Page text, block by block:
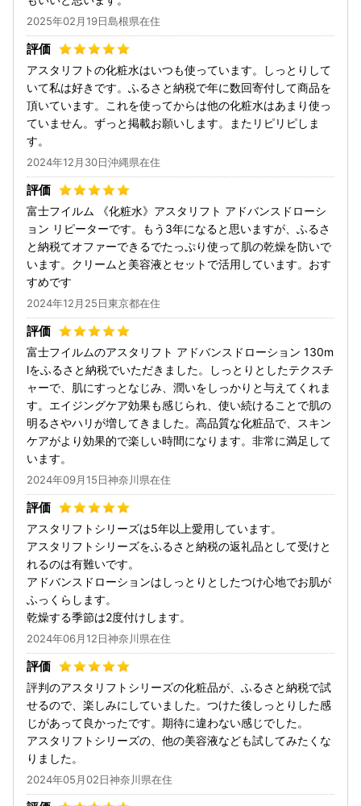
2025年02月19日島根県在住
アスタリフトの化粧水はいつも使っています。しっとりして
いて私は好きです。ふるさと納税で年に数回寄付して商品を
頂いています。これを使ってからは他の化粧水はあまり使っ
ていません。ずっと掲載お願いします。またリピリピしま
す。
2024年12月30日沖縄県在住
富士フイルム 《化粧水》アスタリフト アドバンスドローシ
ョン リピーターです。もう3年になると思いますが、ふるさ
と納税てオファーできるでたっぷり使って肌の乾燥を防いで
います。クリームと美容液とセットで活用しています。おす
すめです
2024年12月25日東京都在住
富士フイルムのアスタリフト アドバンスドローション 130m
lをふるさと納税でいただきました。しっとりとしたテクスチ
ャーで、肌にすっとなじみ、潤いをしっかりと与えてくれま
す。エイジングケア効果も感じられ、使い続けることで肌の
明るさやハリが増してきました。高品質な化粧品で、スキン
ケアがより効果的で楽しい時間になります。非常に満足して
います。
2024年09月15日神奈川県在住
アスタリフトシリーズは5年以上愛用しています。
アスタリフトシリーズをふるさと納税の返礼品として受けと
れるのは有難いです。
アドバンスドローションはしっとりとしたつけ心地でお肌が
ふっくらします。
乾燥する季節は2度付けします。
2024年06月12日神奈川県在住
評判のアスタリフトシリーズの化粧品が、ふるさと納税で試
せるので、楽しみにしていました。つけた後しっとりした感
じがあって良かったです。期待に違わない感じでした。
アスタリフトシリーズの、他の美容液なども試してみたくな
りました。
2024年05月02日神奈川県在住